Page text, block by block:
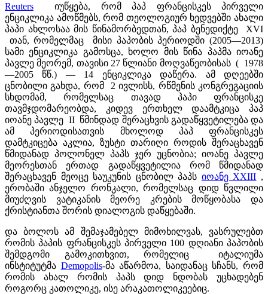
Reuters იუწყება, რომ პაპ ფრანცისკეს პირველი
ენციკლიკა ამოწმებს, რომ თეოლოგიურ ხედვებში ახალი
პაპი ახლოსაა მის წინამორბედთან, პაპ ბენედიქტე XVI
თან, რომელმაც მისი პაპობის პერიოდში (2005—2013)
სამი ენციკლიკა გამოსცა, ხოლო მის წინა პაპმა იოანე
პავლე მეორემ, თავისი 27 წლიანი მოღვაწეობისას ( 1978
—2005 წწ.) — 14 ენციკლიკა დაწერა. ამ დღეებში
ცნობილი გახდა, რომ 2 ივლისს, რწმენის კონგრეგაციის
სხდომამ, რომელსაც თავად პაპი ფრანცისკე
თავმჯდომარეობდა, კიდევ ერთხელ დაამტკიცა პაპ
იოანე პავლე II წმინდად შერაცხვის გადაწყვეტილება და
ამ პერიოდისათვის მხოლოდ პაპ ფრანცისკეს
დამტკიცება აკლია, ზუსტი თარიღი როდის შერაცხავენ
წმიდანად პოლონელ პაპს ჯერ უცნობია; იოანე პავლე
მეორესთან ერთად გადაწყვეტილია რომ წმიდანად
შერაცხავენ მეოცე საუკუნის ცნობილ პაპს იოანე XXIII ,
ერობაში ანჯელო რონკალი, რომელსაც დიდ წვლილი
მიუძღვის ვატიკანის მეორე კრების მოწყობასა და
ქრისტიანთა შორის დიალოგის დაწყებაში.
და ბოლოს ამ შემაჯამებელ მიმოხილვას, ვასრულებთ
რომის პაპის ფრანცისკეს პირველი 100 დღიანი პაპობის
შემდგომი გამოკითხვით, რომელიც იტალიუმა
ინსტიტუტმა Demopolis-მა აწარმოა, საიდანაც სჩანს, რომ
რომის ახალ რომის პაპს დიდ ნდობას უცხადებენ
როგორც კათოლიკე, ისე არაკათოლიკეებიც.